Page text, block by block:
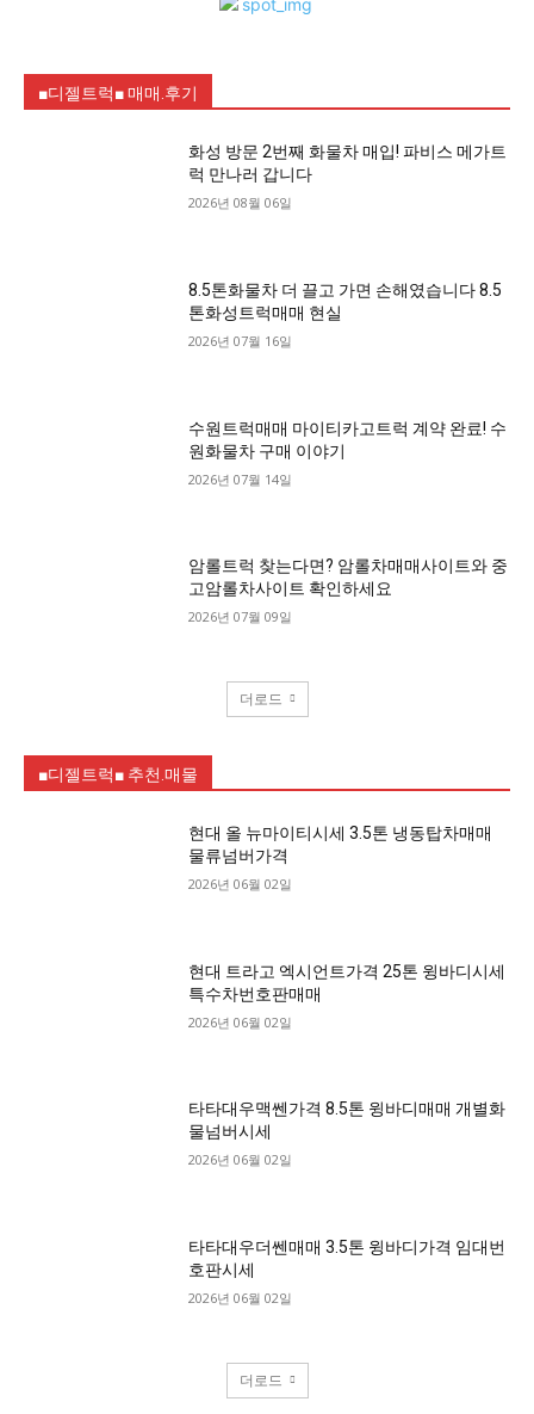
■디젤트럭■ 매매.후기
화성 방문 2번째 화물차 매입! 파비스 메가트
럭 만나러 갑니다
2026년 08월 06일
8.5톤화물차 더 끌고 가면 손해였습니다 8.5
톤화성트럭매매 현실
2026년 07월 16일
수원트럭매매 마이티카고트럭 계약 완료! 수
원화물차 구매 이야기
2026년 07월 14일
암롤트럭 찾는다면? 암롤차매매사이트와 중
고암롤차사이트 확인하세요
2026년 07월 09일
더로드
■디젤트럭■ 추천.매물
현대 올 뉴마이티시세 3.5톤 냉동탑차매매
물류넘버가격
2026년 06월 02일
현대 트라고 엑시언트가격 25톤 윙바디시세
특수차번호판매매
2026년 06월 02일
타타대우맥쎈가격 8.5톤 윙바디매매 개별화
물넘버시세
2026년 06월 02일
타타대우더쎈매매 3.5톤 윙바디가격 임대번
호판시세
2026년 06월 02일
더로드